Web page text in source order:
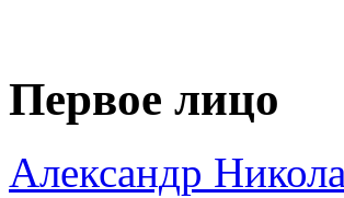
Первое лицо
Александр